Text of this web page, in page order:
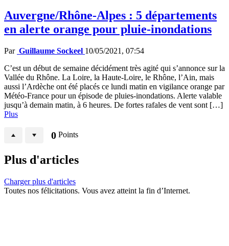
Auvergne/Rhône-Alpes : 5 départements
en alerte orange pour pluie-inondations
Par Guillaume Sockeel 10/05/2021, 07:54
C’est un début de semaine décidément très agité qui s’annonce sur la
Vallée du Rhône. La Loire, la Haute-Loire, le Rhône, l’Ain, mais
aussi l’Ardèche ont été placés ce lundi matin en vigilance orange par
Météo-France pour un épisode de pluies-inondations. Alerte valable
jusqu’à demain matin, à 6 heures. De fortes rafales de vent sont […]
Plus
0 Points
Plus d'articles
Charger plus d'articles
Toutes nos félicitations. Vous avez atteint la fin d’Internet.